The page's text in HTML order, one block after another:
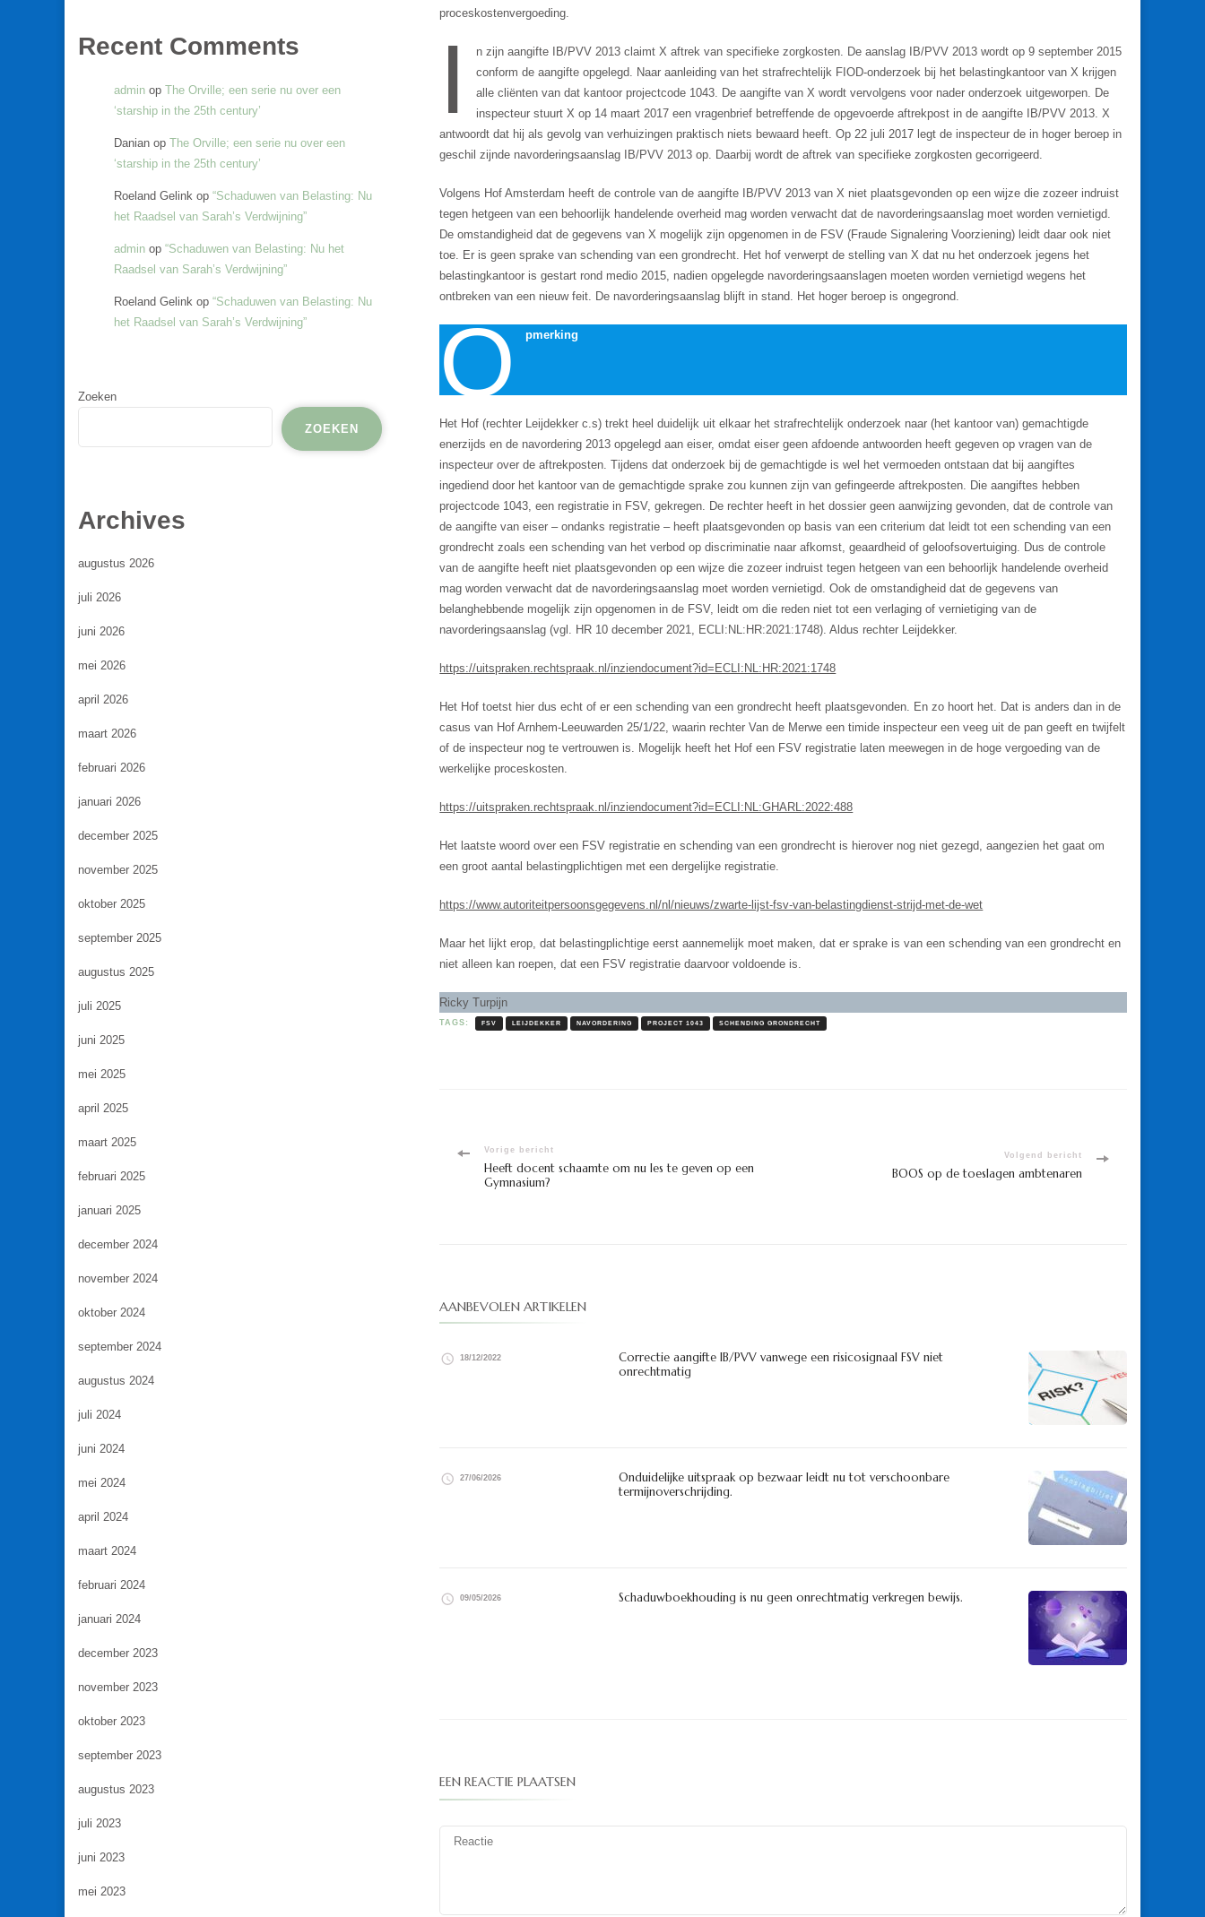
proceskostenvergoeding.
I
n zijn aangifte IB/PVV 2013 claimt X aftrek van specifieke zorgkosten. De aanslag IB/PVV 2013 wordt op 9 september 2015
conform de aangifte opgelegd. Naar aanleiding van het strafrechtelijk FIOD-onderzoek bij het belastingkantoor van X krijgen
alle cliënten van dat kantoor projectcode 1043. De aangifte van X wordt vervolgens voor nader onderzoek uitgeworpen. De
inspecteur stuurt X op 14 maart 2017 een vragenbrief betreffende de opgevoerde aftrekpost in de aangifte IB/PVV 2013. X
antwoordt dat hij als gevolg van verhuizingen praktisch niets bewaard heeft. Op 22 juli 2017 legt de inspecteur de in hoger beroep in
geschil zijnde navorderingsaanslag IB/PVV 2013 op. Daarbij wordt de aftrek van specifieke zorgkosten gecorrigeerd.
Volgens Hof Amsterdam heeft de controle van de aangifte IB/PVV 2013 van X niet plaatsgevonden op een wijze die zozeer indruist
tegen hetgeen van een behoorlijk handelende overheid mag worden verwacht dat de navorderingsaanslag moet worden vernietigd.
De omstandigheid dat de gegevens van X mogelijk zijn opgenomen in de FSV (Fraude Signalering Voorziening) leidt daar ook niet
toe. Er is geen sprake van schending van een grondrecht. Het hof verwerpt de stelling van X dat nu het onderzoek jegens het
belastingkantoor is gestart rond medio 2015, nadien opgelegde navorderingsaanslagen moeten worden vernietigd wegens het
ontbreken van een nieuw feit. De navorderingsaanslag blijft in stand. Het hoger beroep is ongegrond.
O pmerking
Het Hof (rechter Leijdekker c.s) trekt heel duidelijk uit elkaar het strafrechtelijk onderzoek naar (het kantoor van) gemachtigde
enerzijds en de navordering 2013 opgelegd aan eiser, omdat eiser geen afdoende antwoorden heeft gegeven op vragen van de
inspecteur over de aftrekposten. Tijdens dat onderzoek bij de gemachtigde is wel het vermoeden ontstaan dat bij aangiftes
ingediend door het kantoor van de gemachtigde sprake zou kunnen zijn van gefingeerde aftrekposten. Die aangiftes hebben
projectcode 1043, een registratie in FSV, gekregen. De rechter heeft in het dossier geen aanwijzing gevonden, dat de controle van
de aangifte van eiser – ondanks registratie – heeft plaatsgevonden op basis van een criterium dat leidt tot een schending van een
grondrecht zoals een schending van het verbod op discriminatie naar afkomst, geaardheid of geloofsovertuiging. Dus de controle
van de aangifte heeft niet plaatsgevonden op een wijze die zozeer indruist tegen hetgeen van een behoorlijk handelende overheid
mag worden verwacht dat de navorderingsaanslag moet worden vernietigd. Ook de omstandigheid dat de gegevens van
belanghebbende mogelijk zijn opgenomen in de FSV, leidt om die reden niet tot een verlaging of vernietiging van de
navorderingsaanslag (vgl. HR 10 december 2021, ECLI:NL:HR:2021:1748). Aldus rechter Leijdekker.
https://uitspraken.rechtspraak.nl/inziendocument?id=ECLI:NL:HR:2021:1748
Het Hof toetst hier dus echt of er een schending van een grondrecht heeft plaatsgevonden. En zo hoort het. Dat is anders dan in de
casus van Hof Arnhem-Leeuwarden 25/1/22, waarin rechter Van de Merwe een timide inspecteur een veeg uit de pan geeft en twijfelt
of de inspecteur nog te vertrouwen is. Mogelijk heeft het Hof een FSV registratie laten meewegen in de hoge vergoeding van de
werkelijke proceskosten.
https://uitspraken.rechtspraak.nl/inziendocument?id=ECLI:NL:GHARL:2022:488
Het laatste woord over een FSV registratie en schending van een grondrecht is hierover nog niet gezegd, aangezien het gaat om
een groot aantal belastingplichtigen met een dergelijke registratie.
https://www.autoriteitpersoonsgegevens.nl/nl/nieuws/zwarte-lijst-fsv-van-belastingdienst-strijd-met-de-wet
Maar het lijkt erop, dat belastingplichtige eerst aannemelijk moet maken, dat er sprake is van een schending van een grondrecht en
niet alleen kan roepen, dat een FSV registratie daarvoor voldoende is.
Ricky Turpijn
TAGS: FSV LEIJDEKKER NAVORDERING PROJECT 1043 SCHENDING GRONDRECHT
Bericht
navigatie
Vorige bericht
Heeft docent schaamte om nu les te geven op een
Gymnasium?
Volgend bericht
BOOS op de toeslagen ambtenaren
AANBEVOLEN ARTIKELEN
18/12/2022
Correctie aangifte IB/PVV vanwege een risicosignaal FSV niet
onrechtmatig
27/06/2026
Onduidelijke uitspraak op bezwaar leidt nu tot verschoonbare
termijnoverschrijding.
09/05/2026 Schaduwboekhouding is nu geen onrechtmatig verkregen bewijs.
EEN REACTIE PLAATSEN
Recent Comments
admin op The Orville; een serie nu over een
‘starship in the 25th century’
Danian op The Orville; een serie nu over een
‘starship in the 25th century’
Roeland Gelink op “Schaduwen van Belasting: Nu
het Raadsel van Sarah’s Verdwijning”
admin op “Schaduwen van Belasting: Nu het
Raadsel van Sarah’s Verdwijning”
Roeland Gelink op “Schaduwen van Belasting: Nu
het Raadsel van Sarah’s Verdwijning”
Zoeken
ZOEKEN
Archives
augustus 2026
juli 2026
juni 2026
mei 2026
april 2026
maart 2026
februari 2026
januari 2026
december 2025
november 2025
oktober 2025
september 2025
augustus 2025
juli 2025
juni 2025
mei 2025
april 2025
maart 2025
februari 2025
januari 2025
december 2024
november 2024
oktober 2024
september 2024
augustus 2024
juli 2024
juni 2024
mei 2024
april 2024
maart 2024
februari 2024
januari 2024
december 2023
november 2023
oktober 2023
september 2023
augustus 2023
juli 2023
juni 2023
mei 2023